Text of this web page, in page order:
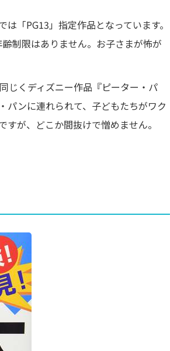
「PG13」指定作品となっています。
制限はありません。お子さまが怖が
じくディズニー作品『ピーター・パ
パンに連れられて、子どもたちがワク
が、どこか間抜けで憎めません。